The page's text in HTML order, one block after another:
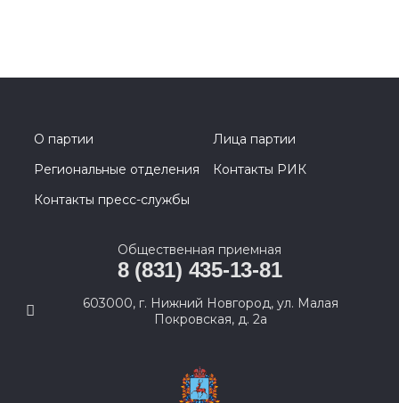
О партии
Лица партии
Региональные отделения
Контакты РИК
Контакты пресс-службы
Общественная приемная
8 (831) 435-13-81
603000, г. Нижний Новгород, ул. Малая
Покровская, д. 2а